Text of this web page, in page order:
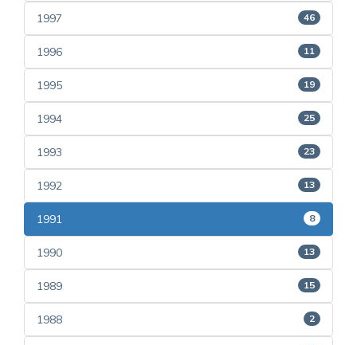
1997 46
1996 11
1995 19
1994 25
1993 23
1992 13
1991 8
1990 13
1989 15
1988 2